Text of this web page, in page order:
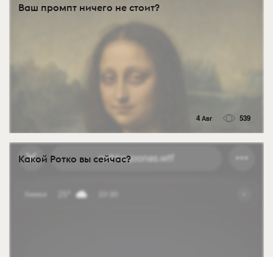
Ваш промпт ничего не стоит?
4 Авг 539
Какой Ротко вы сейчас?